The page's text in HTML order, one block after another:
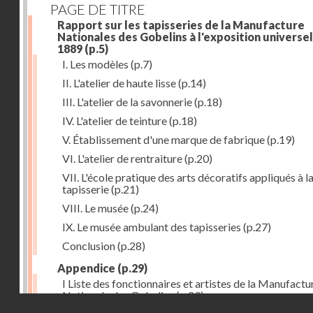
PAGE DE TITRE
Rapport sur les tapisseries de la Manufacture
Nationales des Gobelins à l'exposition
1889 (p.5)
I. Les modèles (p.7)
II. L'atelier de haute lisse(p.14)
III. L'atelier de la savonnerie(p.18)
IV. L'atelier de teinture(p.18)
V. Établissement d'une marque de fabrique(p.19)
VI. L'atelier de rentraiture(p.20)
VII. L'école pratique des arts décoratifs appliqués à la
tapisserie(p.21)
VIII. Le musée(p.24)
IX. Le musée ambulant des tapisseries (p.27)
Conclusion(p.28)
Appendice (p.29)
I Liste des fonctionnaires et artistes de la
Nationale des Gobelins(p.29)